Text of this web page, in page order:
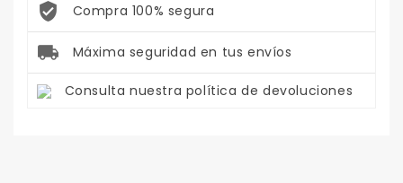
Compra 100% segura
Máxima seguridad en tus envíos
Consulta nuestra política de devoluciones